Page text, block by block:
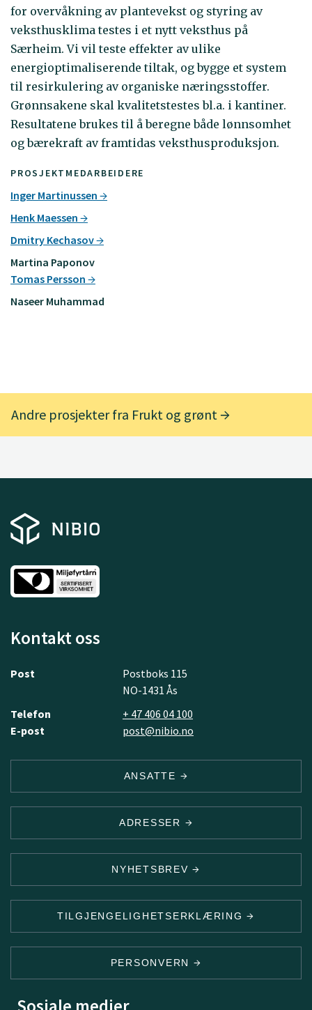
PROSJEKTMEDARBEIDERE
Inger Martinussen
Henk Maessen
Dmitry Kechasov
Martina Paponov
Tomas Persson
Naseer Muhammad
for overvåkning av plantevekst og styring av
veksthusklima testes i et nytt veksthus på
Særheim. Vi vil teste effekter av ulike
energioptimaliserende tiltak, og bygge et system
til resirkulering av organiske næringsstoffer.
Grønnsakene skal kvalitetstestes bl.a. i kantiner.
Resultatene brukes til å beregne både lønnsomhet
og bærekraft av framtidas veksthusproduksjon.
Andre prosjekter fra Frukt og grønt
Kontakt oss
Post
Postboks 115
NO-1431 Ås
Telefon
+ 47 406 04 100
E-post
post@nibio.no
ANSATTE
ADRESSER
NYHETSBREV
TILGJENGELIGHETSERKLÆRING
PERSONVERN